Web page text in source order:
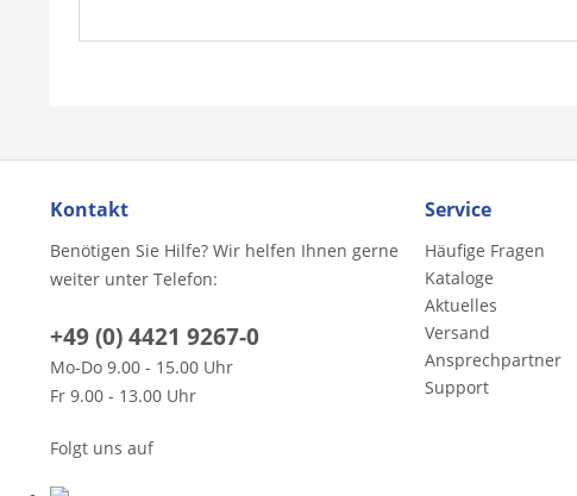
Kontakt
Benötigen Sie Hilfe? Wir helfen Ihnen gerne
weiter unter Telefon:
+49 (0) 4421 9267-0
Mo-Do 9.00 - 15.00 Uhr
Fr 9.00 - 13.00 Uhr
Folgt uns auf
Service
Häufige Fragen
Kataloge
Aktuelles
Versand
Ansprechpartner
Support